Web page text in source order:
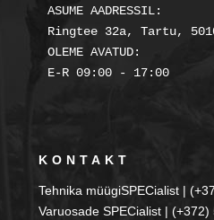
ASUME AADRESSIL:
Ringtee 32a, Tartu,
OLEME AVATUD:
E-R 09:00 - 17:00
KONTAKT
Tehnika müügiSPECialist |
Varuosade SPECialist | (+372)